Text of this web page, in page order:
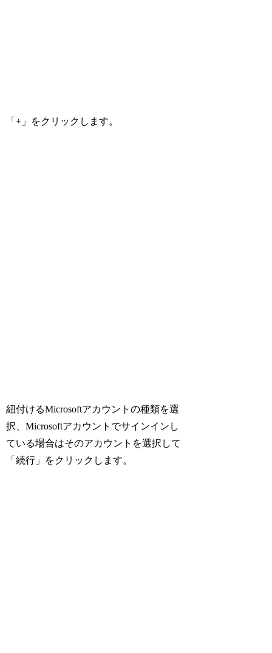
「+」をクリックします。
紐付けるMicrosoftアカウントの種類を選
択、Microsoftアカウントでサインインし
ている場合はそのアカウントを選択して
「続行」をクリックします。